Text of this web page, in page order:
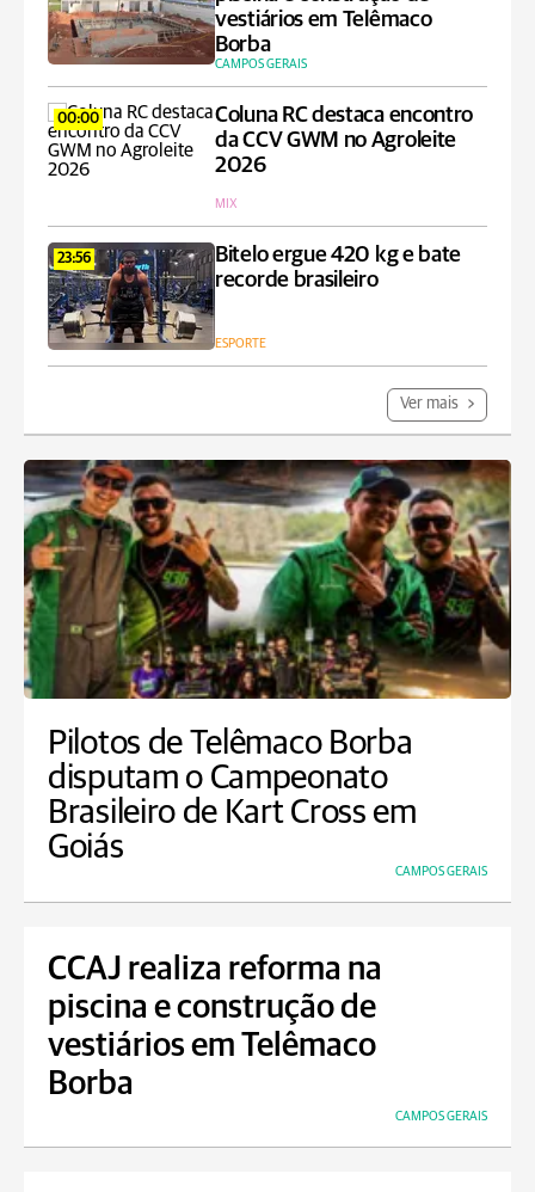
vestiários em Telêmaco
Borba
CAMPOS GERAIS
00:00
Coluna RC destaca encontro
da CCV GWM no Agroleite
2026
MIX
23:56
Bitelo ergue 420 kg e bate
recorde brasileiro
ESPORTE
Ver mais
Pilotos de Telêmaco Borba
disputam o Campeonato
Brasileiro de Kart Cross em
Goiás
CAMPOS GERAIS
CCAJ realiza reforma na
piscina e construção de
vestiários em Telêmaco
Borba
CAMPOS GERAIS